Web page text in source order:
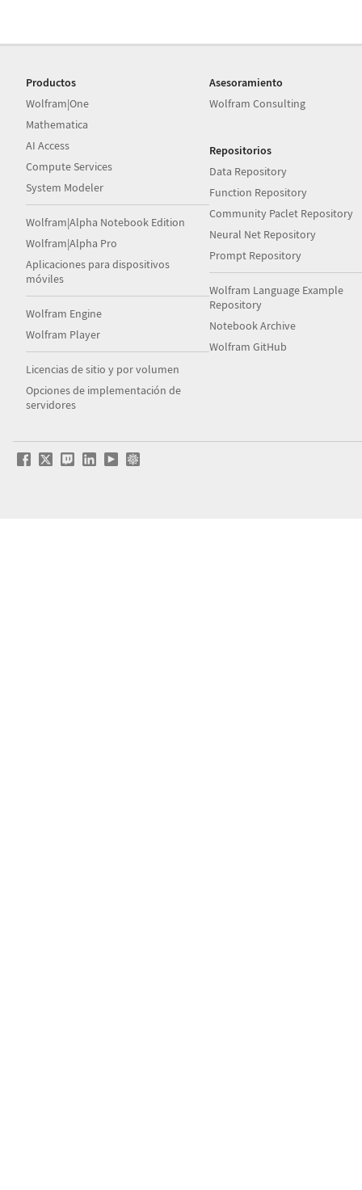
Productos
Wolfram|One
Mathematica
AI Access
Compute Services
System Modeler
Wolfram|Alpha Notebook Edition
Wolfram|Alpha Pro
Aplicaciones para dispositivos
móviles
Wolfram Engine
Wolfram Player
Licencias de sitio y por volumen
Opciones de implementación de
servidores
Asesoramiento
Wolfram Consulting
Repositorios
Data Repository
Function Repository
Community Paclet Repository
Neural Net Repository
Prompt Repository
Wolfram Language Example
Repository
Notebook Archive
Wolfram GitHub